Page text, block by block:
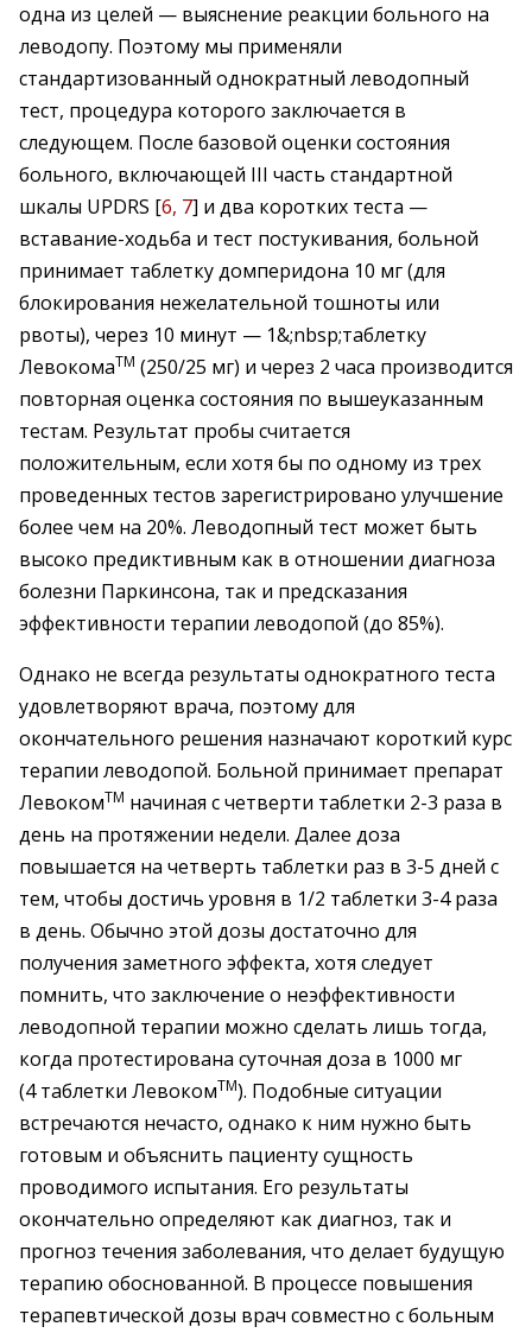
одна из целей — выяснение реакции больного на
леводопу. Поэтому мы применяли
стандартизованный однократный леводопный
тест, процедура которого заключается в
следующем. После базовой оценки состояния
больного, включающей III часть стандартной
шкалы UPDRS [6, 7] и два коротких теста —
вставание-ходьба и тест постукивания, больной
принимает таблетку домперидона 10 мг (для
блокирования нежелательной тошноты или
рвоты), через 10 минут — 1&;nbsp;таблетку
ЛевокомаTM (250/25 мг) и через 2 часа производится
повторная оценка состояния по вышеуказанным
тестам. Результат пробы считается
положительным, если хотя бы по одному из трех
проведенных тестов зарегистрировано улучшение
более чем на 20%. Леводопный тест может быть
высоко предиктивным как в отношении диагноза
болезни Паркинсона, так и предсказания
эффективности терапии леводопой (до 85%).
Однако не всегда результаты однократного теста
удовлетворяют врача, поэтому для
окончательного решения назначают короткий курс
терапии леводопой. Больной принимает препарат
ЛевокомTM начиная с четверти таблетки 2-3 раза в
день на протяжении недели. Далее доза
повышается на четверть таблетки раз в 3-5 дней с
тем, чтобы достичь уровня в 1/2 таблетки 3-4 раза
в день. Обычно этой дозы достаточно для
получения заметного эффекта, хотя следует
помнить, что заключение о неэффективности
леводопной терапии можно сделать лишь тогда,
когда протестирована суточная доза в 1000 мг
(4 таблетки ЛевокомTM). Подобные ситуации
встречаются нечасто, однако к ним нужно быть
готовым и объяснить пациенту сущность
проводимого испытания. Его результаты
окончательно определяют как диагноз, так и
прогноз течения заболевания, что делает будущую
терапию обоснованной. В процессе повышения
терапевтической дозы врач совместно с больным